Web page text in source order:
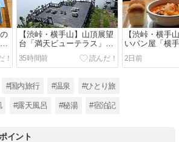
【渋峠・横手山】山頂展望
台「満天ビューテラス」か
らの景色は…！？お花のプ
ーさんと雲上に浮かぶテラ
ス｜万座温泉ひとり旅㉟
35時間前
【渋峠・横手
いパン屋「横
テ」で絶品ボ
チ！標高
トラン｜万座
2日前
#国内旅行 #温泉 #ひとり旅
#露天風呂 #秘湯 #宿泊記
イント